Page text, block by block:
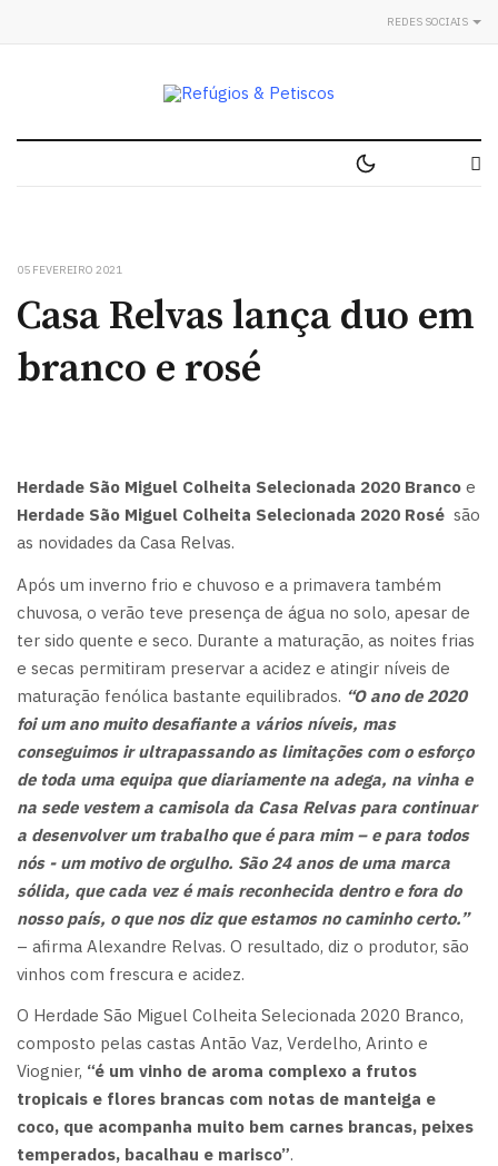
REDES SOCIAIS
05 FEVEREIRO 2021
Casa Relvas lança duo em
branco e rosé
Herdade São Miguel Colheita Selecionada 2020 Branco e
Herdade São Miguel Colheita Selecionada 2020 Rosé são
as novidades da Casa Relvas.
Após um inverno frio e chuvoso e a primavera também
chuvosa, o verão teve presença de água no solo, apesar de
ter sido quente e seco. Durante a maturação, as noites frias
e secas permitiram preservar a acidez e atingir níveis de
maturação fenólica bastante equilibrados. “O ano de 2020
foi um ano muito desafiante a vários níveis, mas
conseguimos ir ultrapassando as limitações com o esforço
de toda uma equipa que diariamente na adega, na vinha e
na sede vestem a camisola da Casa Relvas para continuar
a desenvolver um trabalho que é para mim – e para todos
nós - um motivo de orgulho. São 24 anos de uma marca
sólida, que cada vez é mais reconhecida dentro e fora do
nosso país, o que nos diz que estamos no caminho certo.”
– afirma Alexandre Relvas. O resultado, diz o produtor, são
vinhos com frescura e acidez.
O Herdade São Miguel Colheita Selecionada 2020 Branco,
composto pelas castas Antão Vaz, Verdelho, Arinto e
Viognier, “é um vinho de aroma complexo a frutos
tropicais e flores brancas com notas de manteiga e
coco, que acompanha muito bem carnes brancas, peixes
temperados, bacalhau e marisco”.